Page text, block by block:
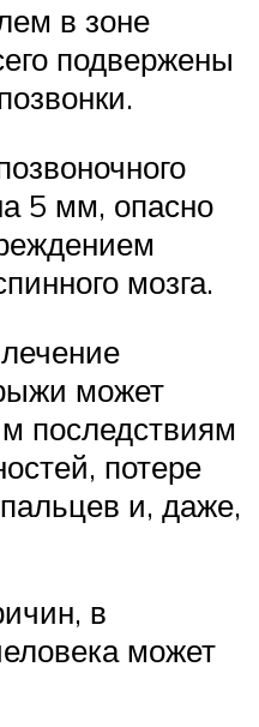
в зоне
подвержены
5 мм, опасно
мозга.
может
последствиям
потере
и, даже,
в
может